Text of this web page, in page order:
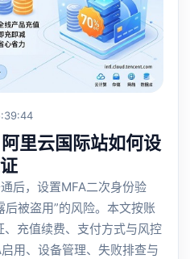
里云国际站如何设
后，设置MFA二次身份验
被盗用”的风险。本文按账
充值续费、支付方式与风控
用、设备管理、失败排查与